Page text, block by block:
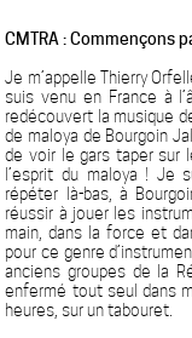
CMTRA : Commençons
Je m’appelle Thierry
suis venu en France à
redécouvert la musique
de maloya de Bourgoin
de voir le gars taper sur
l’esprit du maloya ! Je
répéter là-bas, à
réussir à jouer les
main, dans la force et
pour ce genre
anciens groupes de la
enfermé tout seul dans
heures, sur un tabouret.